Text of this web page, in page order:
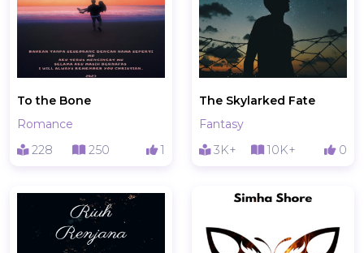
To the Bone
Romance
228
250 1
The Skylarked Fate
Fantasy
3K+
10K+ 0